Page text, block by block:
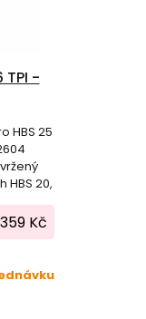
TPI -
HBS 25
20,
359 Kč